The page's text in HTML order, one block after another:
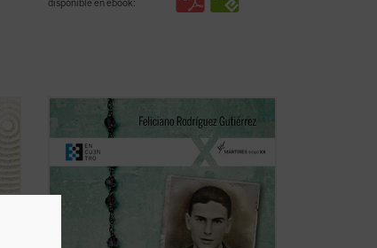
disponible en ebook:
Este es el primer libro sobre los 4.235
sacerdotes y seminaristas mártires del
siglo XX en España. Pequeña, pero
hermosa y precisa herramienta para
conocer una gran historia. Los mártires
del siglo XX son testigos admirables de
la causa del ...